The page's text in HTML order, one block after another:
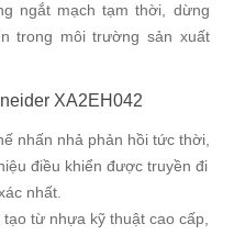
ngắt mạch tạm thời, dừng
trong môi trường sản xuất
XA2EH042
nhấn nhả phản hồi tức thời,
điều khiển được truyền đi
nhất.
tạo từ nhựa kỹ thuật cao cấp,